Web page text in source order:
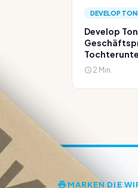
DEVELOP
Develop
2 Min.
MARKEN DIE